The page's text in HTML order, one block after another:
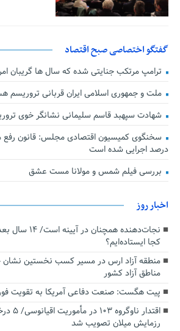
گفتگو اختصاصی صبح اقتصاد
ترامپ مرتکب جنایتی شده که سال ها گریبان
ملت و جمهوری اسلامی ایران قربانی تروریسم
شهادت سپهبد قاسم سلیمانی نشانگر خوی
درصد اجرایی شده است
بررسی فیلم شمس و مولانا مست عشق
اخبار روز
نجات‌دهنده‌
کجا ایستاده‌ایم؟
منطقه آزاد ارس در مسیر کسب نخستین نشان
مناطق آزاد کشور
پیت هگست: صنعت دفاعی آمریکا به تقویت
اقتدار
رزمایش میلان تصویب شد